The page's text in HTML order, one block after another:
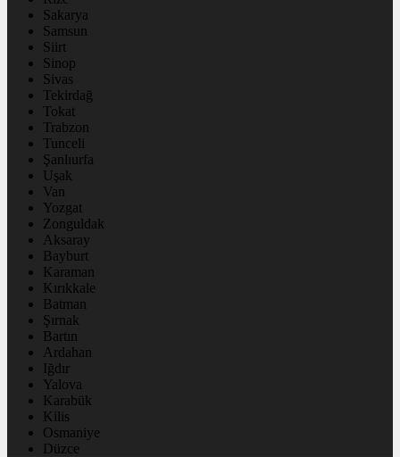
Sakarya
Samsun
Siirt
Sinop
Sivas
Tekirdağ
Tokat
Trabzon
Tunceli
Şanlıurfa
Uşak
Van
Yozgat
Zonguldak
Aksaray
Bayburt
Karaman
Kırıkkale
Batman
Şırnak
Bartın
Ardahan
Iğdır
Yalova
Karabük
Kilis
Osmaniye
Düzce